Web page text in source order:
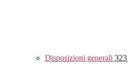
Disposizioni generali 323